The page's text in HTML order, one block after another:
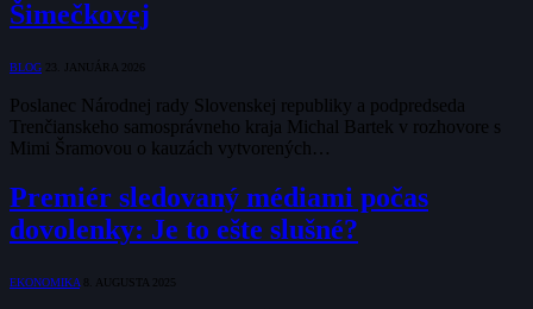
Šimečkovej
BLOG 23. JANUÁRA 2026
Poslanec Národnej rady Slovenskej republiky a podpredseda
Trenčianskeho samosprávneho kraja Michal Bartek v rozhovore s
Mimi Šramovou o kauzách vytvorených…
Premiér sledovaný médiami počas
dovolenky: Je to ešte slušné?
EKONOMIKA 8. AUGUSTA 2025